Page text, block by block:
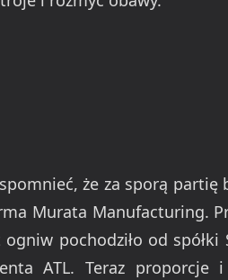
że za sporą
Murata Manufacturing.
pochodziło od spółki
ATL. Teraz proporcje